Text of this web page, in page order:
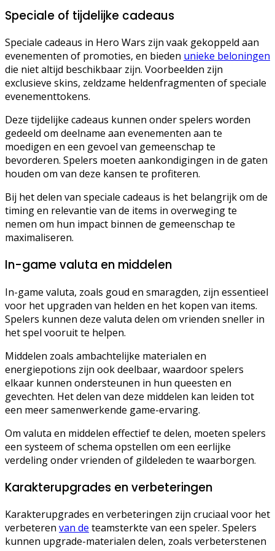
Speciale of tijdelijke cadeaus
Speciale cadeaus in Hero Wars zijn vaak gekoppeld aan
evenementen of promoties, en bieden unieke beloningen
die niet altijd beschikbaar zijn. Voorbeelden zijn
exclusieve skins, zeldzame heldenfragmenten of speciale
evenementtokens.
Deze tijdelijke cadeaus kunnen onder spelers worden
gedeeld om deelname aan evenementen aan te
moedigen en een gevoel van gemeenschap te
bevorderen. Spelers moeten aankondigingen in de gaten
houden om van deze kansen te profiteren.
Bij het delen van speciale cadeaus is het belangrijk om de
timing en relevantie van de items in overweging te
nemen om hun impact binnen de gemeenschap te
maximaliseren.
In-game valuta en middelen
In-game valuta, zoals goud en smaragden, zijn essentieel
voor het upgraden van helden en het kopen van items.
Spelers kunnen deze valuta delen om vrienden sneller in
het spel vooruit te helpen.
Middelen zoals ambachtelijke materialen en
energiepotions zijn ook deelbaar, waardoor spelers
elkaar kunnen ondersteunen in hun queesten en
gevechten. Het delen van deze middelen kan leiden tot
een meer samenwerkende game-ervaring.
Om valuta en middelen effectief te delen, moeten spelers
een systeem of schema opstellen om een eerlijke
verdeling onder vrienden of gildeleden te waarborgen.
Karakterupgrades en verbeteringen
Karakterupgrades en verbeteringen zijn cruciaal voor het
verbeteren van de teamsterkte van een speler. Spelers
kunnen upgrade-materialen delen, zoals verbeterstenen